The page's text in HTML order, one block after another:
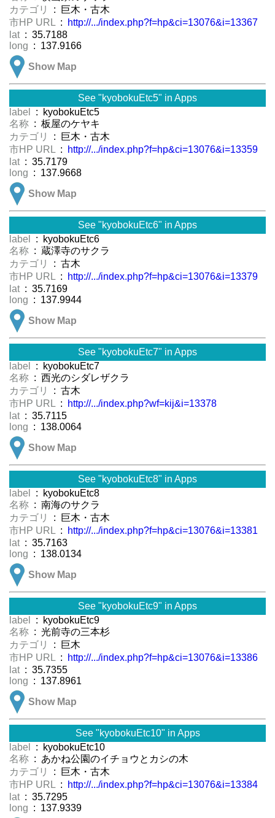
カテゴリ
: 巨木・古木
市HP URL :
http://.../index.php?f=hp&ci=13076&i=13367
lat : 35.7188
long : 137.9166
Show Map
See "kyobokuEtc5" in Apps
label
: kyobokuEtc5
名称 : 板屋のケヤキ
カテゴリ
: 巨木・古木
市HP URL :
http://.../index.php?f=hp&ci=13076&i=13359
lat : 35.7179
long : 137.9668
Show Map
See "kyobokuEtc6" in Apps
label
: kyobokuEtc6
名称 : 蔵澤寺のサクラ
カテゴリ
: 古木
市HP URL :
http://.../index.php?f=hp&ci=13076&i=13379
lat : 35.7169
long : 137.9944
Show Map
See "kyobokuEtc7" in Apps
label
: kyobokuEtc7
名称 : 西光のシダレザクラ
カテゴリ
: 古木
市HP URL :
http://.../index.php?wf=kij&i=13378
lat : 35.7115
long : 138.0064
Show Map
See "kyobokuEtc8" in Apps
label
: kyobokuEtc8
名称 : 南海のサクラ
カテゴリ
: 巨木・古木
市HP URL :
http://.../index.php?f=hp&ci=13076&i=13381
lat : 35.7163
long : 138.0134
Show Map
See "kyobokuEtc9" in Apps
label
: kyobokuEtc9
名称 : 光前寺の三本杉
カテゴリ
: 巨木
市HP URL :
http://.../index.php?f=hp&ci=13076&i=13386
lat : 35.7355
long : 137.8961
Show Map
See "kyobokuEtc10" in Apps
label
: kyobokuEtc10
名称 : あかね公園のイチョウとカシの木
カテゴリ
: 巨木・古木
市HP URL :
http://.../index.php?f=hp&ci=13076&i=13384
lat : 35.7295
long : 137.9339